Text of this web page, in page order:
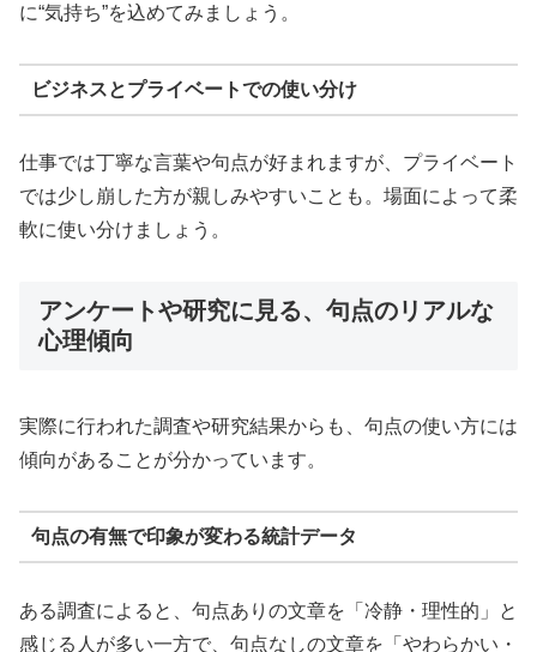
に“気持ち”を込めてみましょう。
ビジネスとプライベートでの使い分け
仕事では丁寧な言葉や句点が好まれますが、プライベート
では少し崩した方が親しみやすいことも。場面によって柔
軟に使い分けましょう。
アンケートや研究に見る、句点のリアルな
心理傾向
実際に行われた調査や研究結果からも、句点の使い方には
傾向があることが分かっています。
句点の有無で印象が変わる統計データ
ある調査によると、句点ありの文章を「冷静・理性的」と
感じる人が多い一方で、句点なしの文章を「やわらかい・